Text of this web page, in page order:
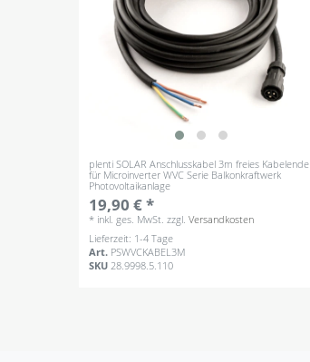
plenti SOLAR Anschlusskabel 3m freies Kabelende
für Microinverter WVC Serie Balkonkraftwerk
Photovoltaikanlage
19,90 € *
* inkl. ges. MwSt. zzgl.Versandkosten
Lieferzeit: 1-4 Tage
Art. PSWVCKABEL3M
SKU28.9998.5.110